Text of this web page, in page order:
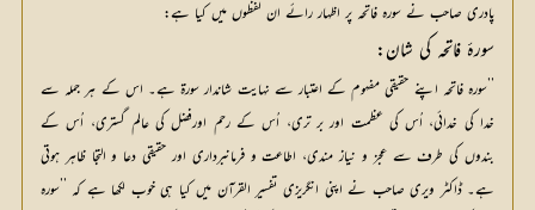
پادری صاحب نے سورہ فاتحہ پر اظہار رائے ان لفظوں میں کیا ہے:
سورۂ فاتحہ کی شان:
’’سورہ فاتحہ اپنے حقیقی مفہوم کے اعتبار سے نہایت شاندار سورۃ ہے۔ اس کے ہر جملہ سے
خدا کی خدائی، اُس کی عظمت اور بر تری، اُس کے رحم اورفضل کی عالم گستری، اُس کے
بندوں کی طرف سے عجز و نیاز مندی، اطاعت و فرمانبرداری اور حقیقی دعا و التجا ظاہر ہوتی
ہے۔ ڈاکٹر ویری صاحب نے اپنی انگریزی تفسیر القرآن میں کیا ہی خوب لکھا ہے کہ ’’سورہ